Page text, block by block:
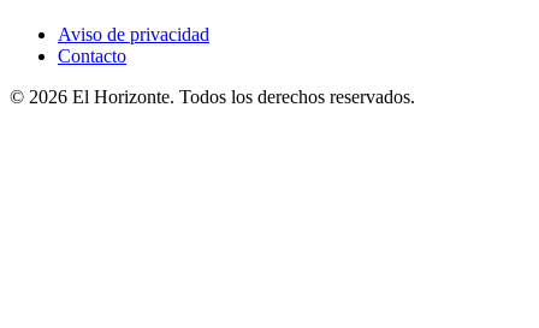
Aviso de privacidad
Contacto
© 2026 El Horizonte. Todos los derechos reservados.